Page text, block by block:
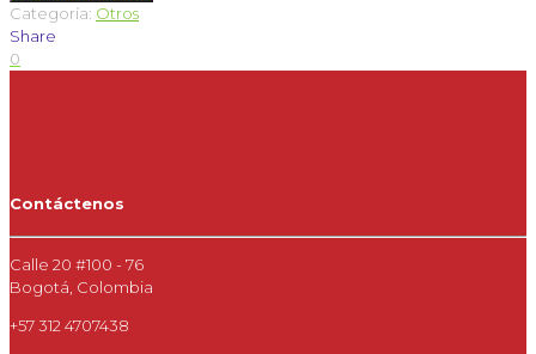
Categoría: Otros
Share
0
Contáctenos
Calle 20 #100 - 76
Bogotá, Colombia
+57 312 4707438